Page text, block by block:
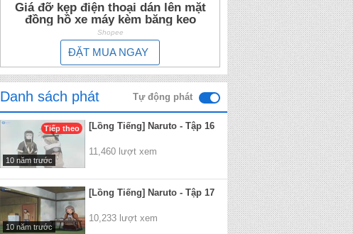
Giá đỡ kẹp điện thoại dán lên mặt
đồng hồ xe máy kèm băng keo
Shopee
ĐẶT MUA NGAY
Danh sách phát Tự động phát
Tiếp theo
10 năm trước
[Lồng Tiếng] Naruto - Tập 16
11,460 lượt xem
10 năm trước
[Lồng Tiếng] Naruto - Tập 17
10,233 lượt xem